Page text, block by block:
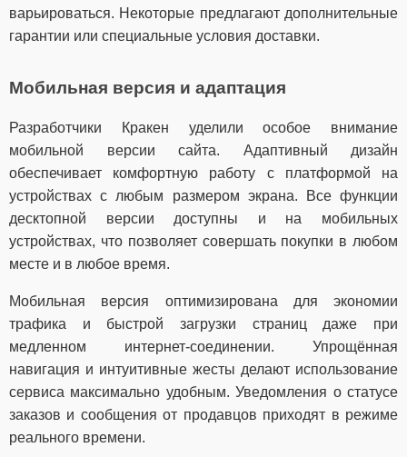
варьироваться. Некоторые предлагают дополнительные
гарантии или специальные условия доставки.
Мобильная версия и адаптация
Разработчики Кракен уделили особое внимание
мобильной версии сайта. Адаптивный дизайн
обеспечивает комфортную работу с платформой на
устройствах с любым размером экрана. Все функции
десктопной версии доступны и на мобильных
устройствах, что позволяет совершать покупки в любом
месте и в любое время.
Мобильная версия оптимизирована для экономии
трафика и быстрой загрузки страниц даже при
медленном интернет-соединении. Упрощённая
навигация и интуитивные жесты делают использование
сервиса максимально удобным. Уведомления о статусе
заказов и сообщения от продавцов приходят в режиме
реального времени.